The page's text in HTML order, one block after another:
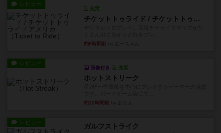
レビュー
充実
チケットトゥライド / チケットトゥライドアメリカ
約6時間前
レビュー
画像付き 充実
ホットストリーク
約12時間前
レビュー ガルフストライク